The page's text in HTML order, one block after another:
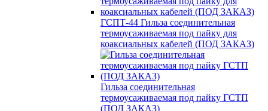
ГСПТ-44 Гильза соединительная
термоусаживаемая под пайку для
коаксиальных кабелей (ПОД ЗАКАЗ)
Гильза соединительная
термоусаживаемая под пайку ГСТП
(ПОД ЗАКАЗ)